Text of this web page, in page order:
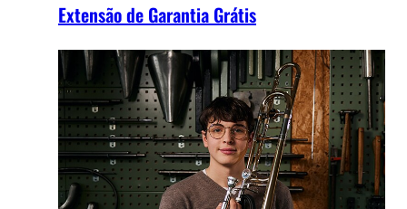
Extensão de Garantia Grátis